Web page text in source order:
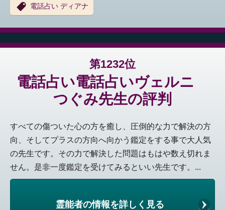
電話占い ディアナ
第1232位
電話占い電話占いヴェルニ
つぐみ先生の評判
すべての傷ついた心の方を癒し、圧倒的な力で解決の方
向、そしてプラスの方向へ向かう鑑定をする事で大人気
の先生です。その力で解決した問題はもはや数え切れま
せん。是非一度鑑定を受けてみるといい先生です。...
霊能者の情報を詳しく見る